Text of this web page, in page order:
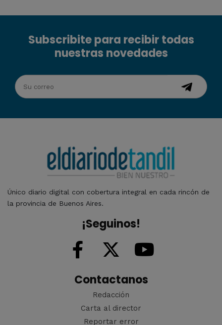
Subscribite para recibir todas
nuestras novedades
Único diario digital con cobertura integral en cada rincón de
la provincia de Buenos Aires.
¡Seguinos!
Contactanos
Redacción
Carta al director
Reportar error